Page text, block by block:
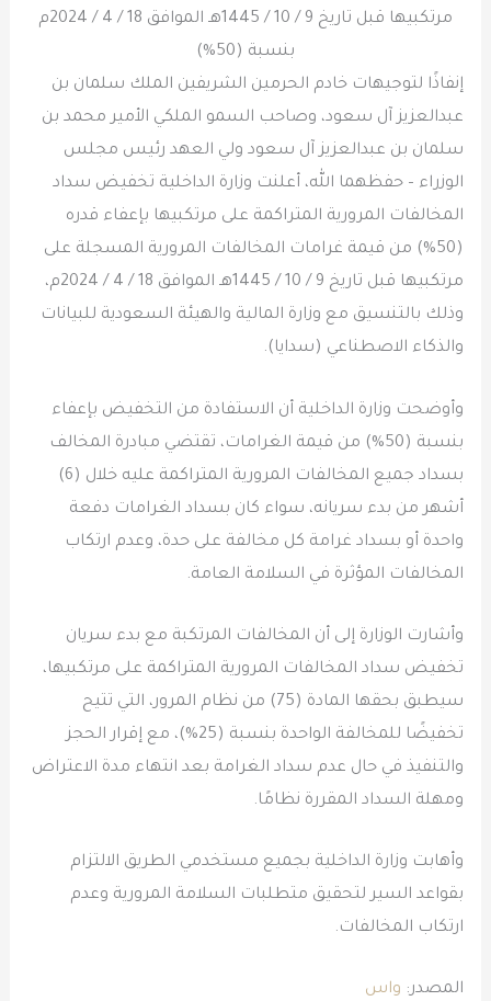
مرتكبيها قبل تاريخ 9 / 10 / 1445هـ الموافق 18 / 4 / 2024م
بنسبة (50%)
إنفاذًا لتوجيهات خادم الحرمين الشريفين الملك سلمان بن
عبدالعزيز آل سعود، وصاحب السمو الملكي الأمير محمد بن
سلمان بن عبدالعزيز آل سعود ولي العهد رئيس مجلس
الوزراء – حفظهما الله، أعلنت وزارة الداخلية تخفيض سداد
المخالفات المرورية المتراكمة على مرتكبيها بإعفاء قدره
(50%) من قيمة غرامات المخالفات المرورية المسجلة على
مرتكبيها قبل تاريخ 9 / 10 / 1445هـ الموافق 18 / 4 / 2024م،
وذلك بالتنسيق مع وزارة المالية والهيئة السعودية للبيانات
والذكاء الاصطناعي (سدايا).
وأوضحت وزارة الداخلية أن الاستفادة من التخفيض بإعفاء
بنسبة (50%) من قيمة الغرامات، تقتضي مبادرة المخالف
بسداد جميع المخالفات المرورية المتراكمة عليه خلال (6)
أشهر من بدء سريانه، سواء كان بسداد الغرامات دفعة
واحدة أو بسداد غرامة كل مخالفة على حدة، وعدم ارتكاب
المخالفات المؤثرة في السلامة العامة.
وأشارت الوزارة إلى أن المخالفات المرتكبة مع بدء سريان
تخفيض سداد المخالفات المرورية المتراكمة على مرتكبيها،
سيطبق بحقها المادة (75) من نظام المرور، التي تتيح
تخفيضًا للمخالفة الواحدة بنسبة (25%)، مع إقرار الحجز
والتنفيذ في حال عدم سداد الغرامة بعد انتهاء مدة الاعتراض
ومهلة السداد المقررة نظامًا.
وأهابت وزارة الداخلية بجميع مستخدمي الطريق الالتزام
بقواعد السير لتحقيق متطلبات السلامة المرورية وعدم
ارتكاب المخالفات.
المصدر: واس